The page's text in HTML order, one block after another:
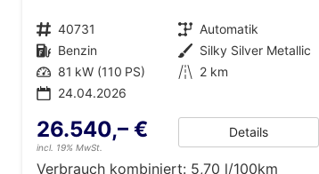
Fahrzeugnr. 40731 Getriebe Automatik
Kraftstoff Benzin Außenfarbe Silky Silver Metallic
Leistung 81 kW (110 PS) Kilometerstand 2 km
24.04.2026
26.540,– €
incl. 19% MwSt.
Details
Verbrauch kombiniert: 5,70 l/100km